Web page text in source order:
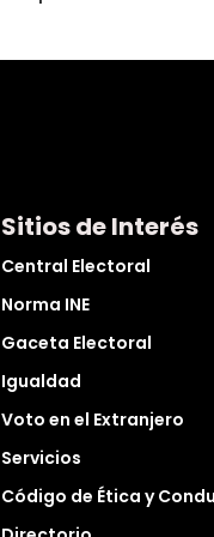
Sitios de Interés
Central Electoral
Norma INE
Gaceta Electoral
Igualdad
Voto en el Extranjero
Servicios
Código de Ética y